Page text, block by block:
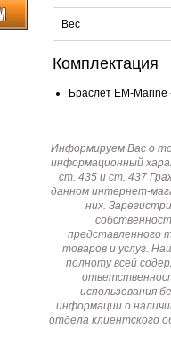
Вес
Комплектация
Браслет EM-Marine
Информируем Вас о
информационный
ст. 435 и ст. 437
данном интернет-
них.
представленного
товаров и услуг.
полноту всей
использования
информации о
отдела клиентского